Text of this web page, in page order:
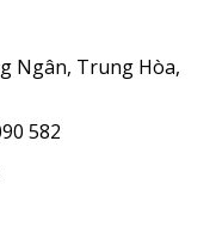
Ngân, Trung Hòa,
582